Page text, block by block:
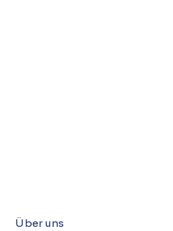
Über uns